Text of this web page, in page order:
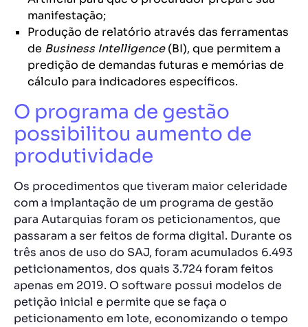
manifestação;
Produção de relatório através das ferramentas
de Business Intelligence(BI), que permitem a
predição de demandas futuras e memórias de
cálculo para indicadores específicos.
O programa de gestão
possibilitou aumento de
produtividade
Os procedimentos que tiveram maior celeridade
com a implantação de um programa de gestão
para Autarquias foram os peticionamentos, que
passaram a ser feitos de forma digital. Durante os
três anos de uso do SAJ, foram acumulados 6.493
peticionamentos, dos quais 3.724 foram feitos
apenas em 2019. O software possui modelos de
petição inicial e permite que se faça o
peticionamento em lote, economizando o tempo